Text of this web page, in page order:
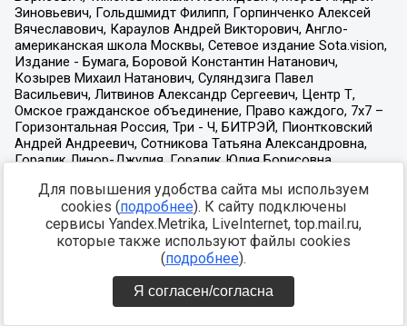
Для повышения удобства сайта мы используем
cookies (подробнее). К сайту подключены
сервисы Yandex.Metrika, LiveInternet, top.mail.ru,
которые также используют файлы cookies
(подробнее).
Я согласен/согласна